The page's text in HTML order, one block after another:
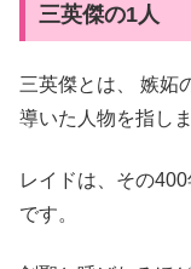
三英傑の1人
三英傑とは、
嫉妬
導いた人物を指しま
レイドは、その
です。